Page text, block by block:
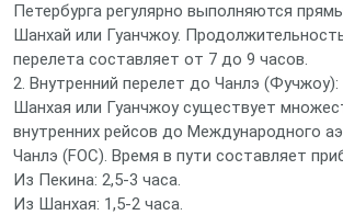
Петербурга регулярно выполняются
Шанхай или Гуанчжоу.
перелета составляет от 7 до 9 часов.
2. Внутренний перелет до Чанлэ
Шанхая или Гуанчжоу существует
внутренних рейсов до Международного
Чанлэ (FOC). Время в пути составляет
Из Пекина: 2,5-3 часа.
Из Шанхая: 1,5-2 часа.